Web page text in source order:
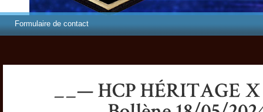
Formulaire de contact